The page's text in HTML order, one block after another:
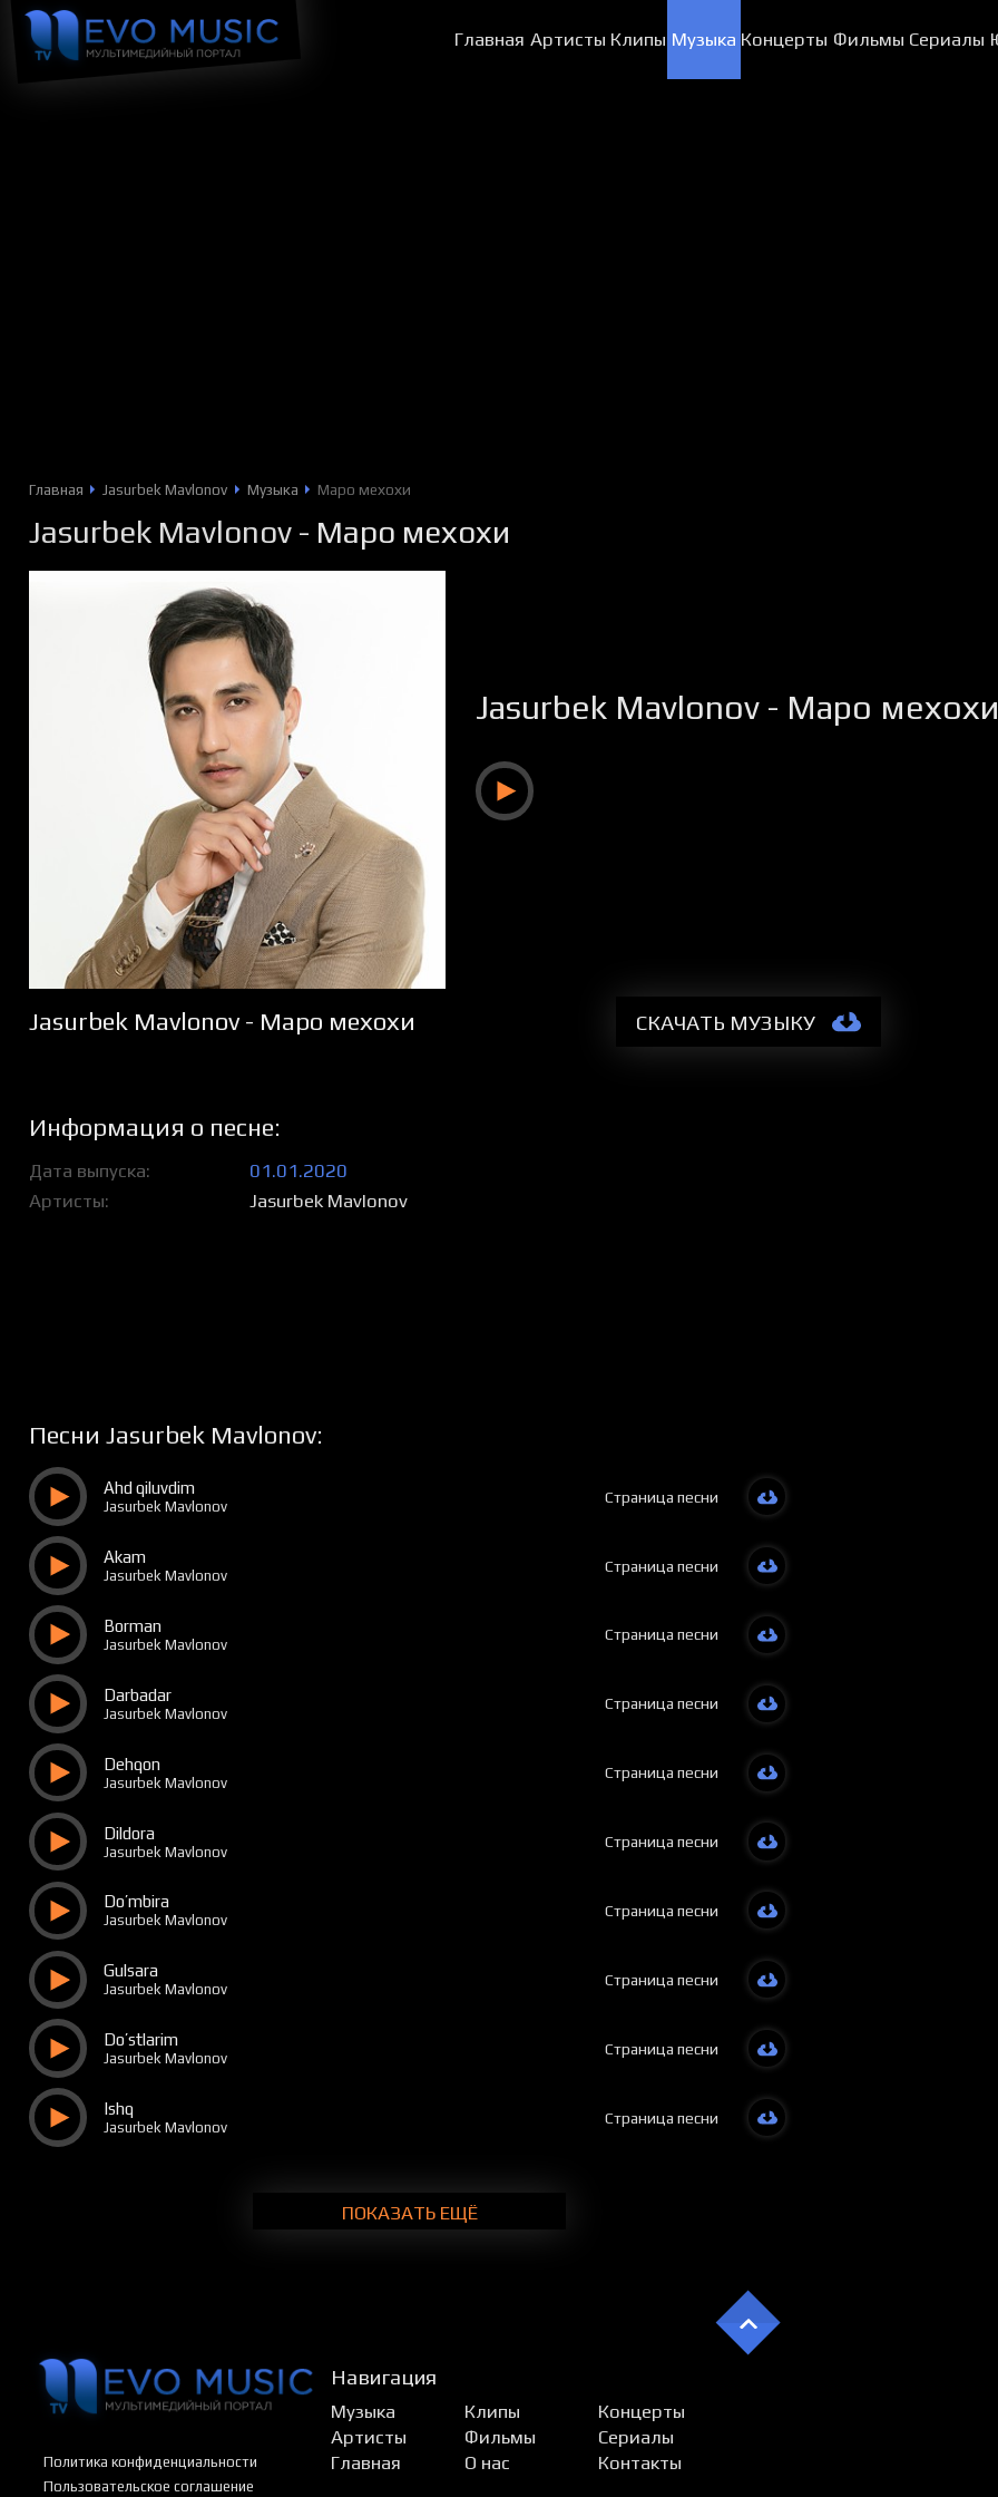
Главная Артисты Клипы Музыка Концерты Фильмы Сериалы
Главная Jasurbek Mavlonov Музыка Маро мехохи
Jasurbek Mavlonov- Маро мехохи
Jasurbek Mavlonov - Маро мехохи
Jasurbek Mavlonov - Маро мехохи СКАЧАТЬ МУЗЫКУ
Информация о песне:
Дата выпуска
01.01.2020
Артисты
Jasurbek Mavlonov
Песни Jasurbek Mavlonov:
Ahd qiluvdim
Jasurbek Mavlonov
Страница песни
Akam
Jasurbek Mavlonov
Страница песни
Borman
Jasurbek Mavlonov
Страница песни
Darbadar
Jasurbek Mavlonov
Страница песни
Dehqon
Jasurbek Mavlonov
Страница песни
Dildora
Jasurbek Mavlonov
Страница песни
Do’mbira
Jasurbek Mavlonov
Страница песни
Gulsara
Jasurbek Mavlonov
Страница песни
Do’stlarim
Jasurbek Mavlonov
Страница песни
Ishq
Jasurbek Mavlonov
Страница песни
ПОКАЗАТЬ ЕЩЁ
Политика конфиденциальности
Пользовательское соглашение
Навигация
Музыка Клипы
Концерты
Артисты
Фильмы
Сериалы
Главная
О нас Контакты